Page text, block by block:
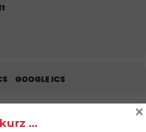
GOOGLE ICS
Address - REVERSE-Gala [oQUA5qyB8]
Destination Address - REVERSE-
…
×